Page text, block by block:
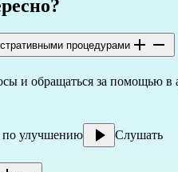
процедурами
и обращаться за помощью в
по улучшению Слушать